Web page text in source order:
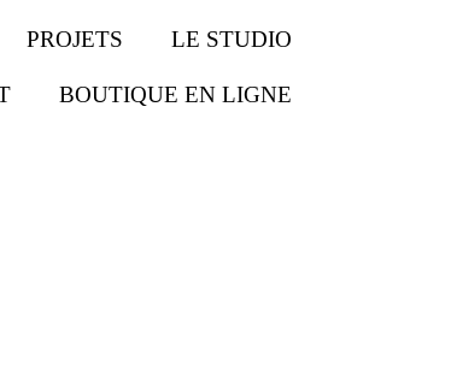
PROJETS LE STUDIO
BOUTIQUE EN LIGNE